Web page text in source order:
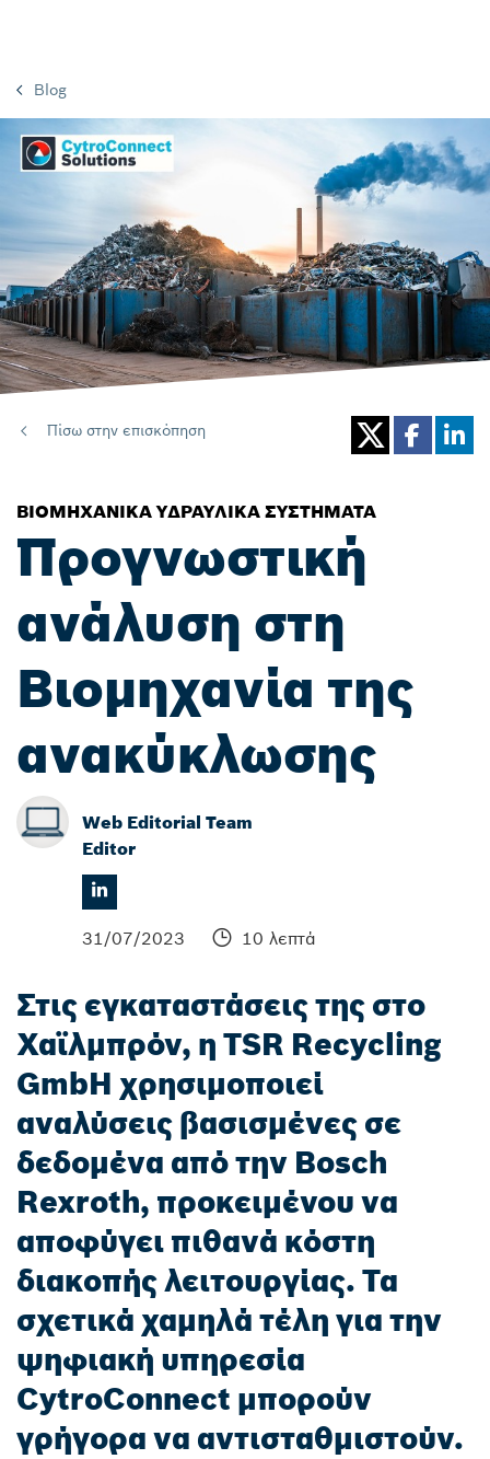
Blog
Πίσω στην επισκόπηση
ΒΙΟΜΗΧΑΝΙΚΆ ΥΔΡΑΥΛΙΚΆ ΣΥΣΤΉΜΑΤΑ
Προγνωστική
ανάλυση στη
Βιομηχανία της
ανακύκλωσης
Web Editorial Team
Editor
31/07/2023 10 λεπτά
Στις εγκαταστάσεις της στο
Χαϊλμπρόν, η TSR Recycling
GmbH χρησιμοποιεί
αναλύσεις βασισμένες σε
δεδομένα από την Bosch
Rexroth, προκειμένου να
αποφύγει πιθανά κόστη
διακοπής λειτουργίας. Τα
σχετικά χαμηλά τέλη για την
ψηφιακή υπηρεσία
CytroConnect μπορούν
γρήγορα να αντισταθμιστούν.